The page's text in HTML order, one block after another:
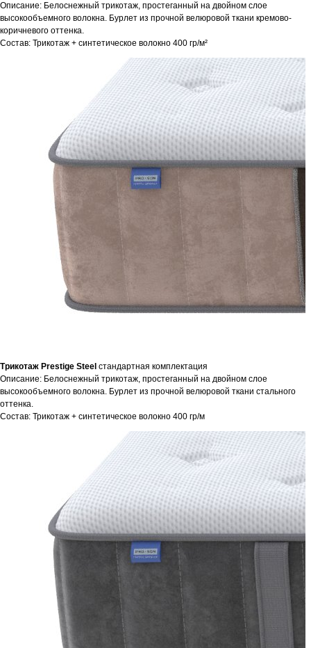
Описание: Белоснежный трикотаж, простеганный на двойном слое
высокообъемного волокна. Бурлет из прочной велюровой ткани кремово-
коричневого оттенка.
Состав: Трикотаж + синтетическое волокно 400 гр/м²
Трикотаж Prestige Steel стандартная комплектация
Описание: Белоснежный трикотаж, простеганный на двойном слое
высокообъемного волокна. Бурлет из прочной велюровой ткани стального
оттенка.
Состав: Трикотаж + синтетическое волокно 400 гр/м